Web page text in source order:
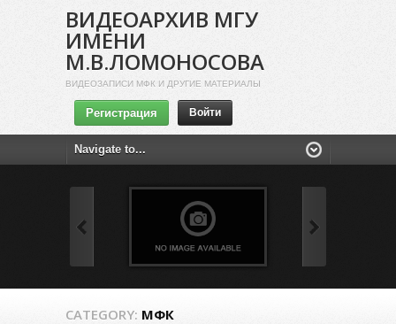
ВИДЕОАРХИВ МГУ
ИМЕНИ
М.В.ЛОМОНОСОВА
ВИДЕОЗАПИСИ МФК И ДРУГИЕ МАТЕРИАЛЫ
Регистрация Войти
CATEGORY: МФК